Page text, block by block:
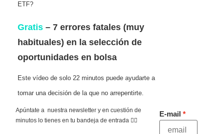
ETF?
Gratis – 7 errores fatales (muy
habituales) en la selección de
oportunidades en bolsa
Este vídeo de solo 22 minutos puede ayudarte a
tomar una decisión de la que no arrepentirte.
Apúntate a nuestra newsletter y en cuestión de
minutos lo tienes en tu bandeja de entrada 👇🏻
E-mail